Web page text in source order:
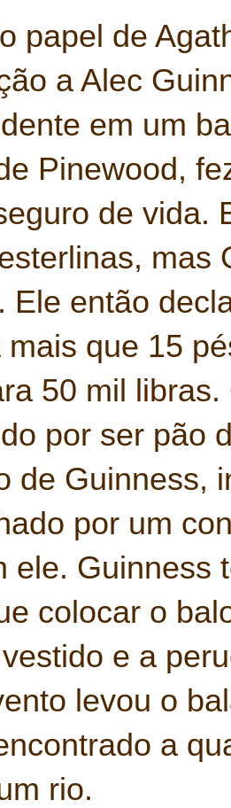
papel de
a Alec
em um
Pinewood,
de vida.
mas
Ele então
mais que 15
50 mil
por ser pão
de Guinness,
por um
ele. Guinness
colocar o
e a
levou o
a
rio.